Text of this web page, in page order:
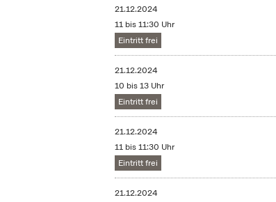
21.12.2024
11 bis 11:30 Uhr
Eintritt frei
21.12.2024
10 bis 13 Uhr
Eintritt frei
21.12.2024
11 bis 11:30 Uhr
Eintritt frei
21.12.2024